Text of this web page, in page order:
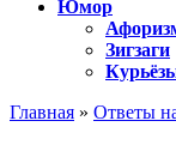
Юмор
Зигзаги
Главная » Ответы